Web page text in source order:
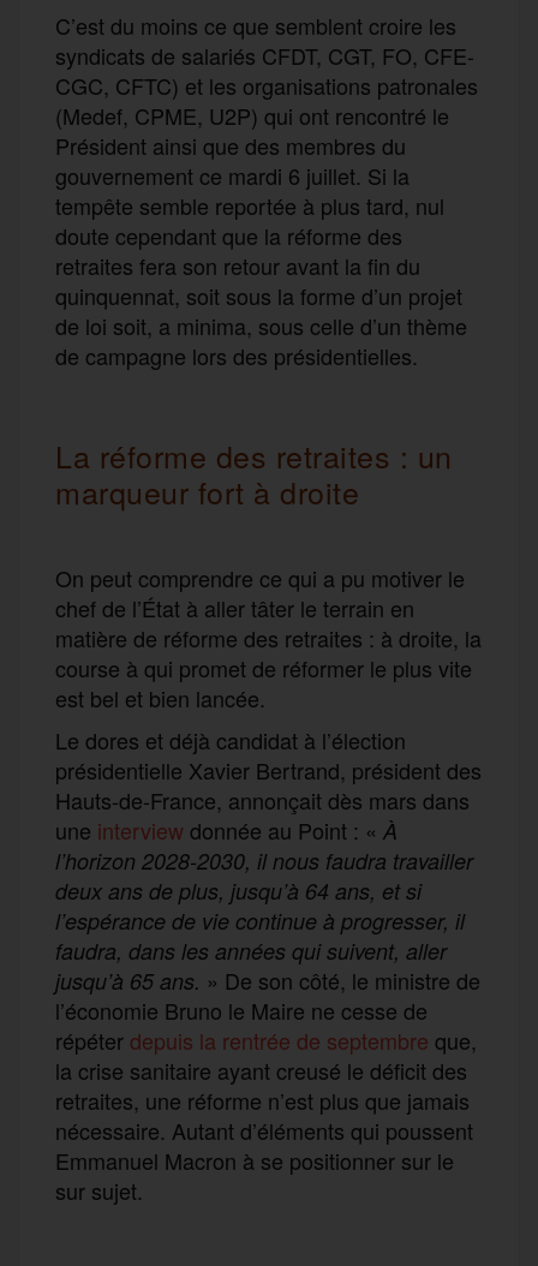
C’est du moins ce que semblent croire les
syndicats de salariés CFDT, CGT, FO, CFE-
CGC, CFTC) et les organisations patronales
(Medef, CPME, U2P) qui ont rencontré le
Président ainsi que des membres du
gouvernement ce mardi 6 juillet. Si la
tempête semble reportée à plus tard, nul
doute cependant que la réforme des
retraites fera son retour avant la fin du
quinquennat, soit sous la forme d’un projet
de loi soit, a minima, sous celle d’un thème
de campagne lors des présidentielles.
La réforme des retraites : un
marqueur fort à droite
On peut comprendre ce qui a pu motiver le
chef de l’État à aller tâter le terrain en
matière de réforme des retraites : à droite, la
course à qui promet de réformer le plus vite
est bel et bien lancée.
Le dores et déjà candidat à l’élection
présidentielle Xavier Bertrand, président des
Hauts-de-France, annonçait dès mars dans
une interview donnée au Point : « À
l’horizon 2028-2030, il nous faudra travailler
deux ans de plus, jusqu’à 64 ans, et si
l’espérance de vie continue à progresser, il
faudra, dans les années qui suivent, aller
jusqu’à 65 ans. » De son côté, le ministre de
l’économie Bruno le Maire ne cesse de
répéter depuis la rentrée de septembre que,
la crise sanitaire ayant creusé le déficit des
retraites, une réforme n’est plus que jamais
nécessaire. Autant d’éléments qui poussent
Emmanuel Macron à se positionner sur le
sur sujet.